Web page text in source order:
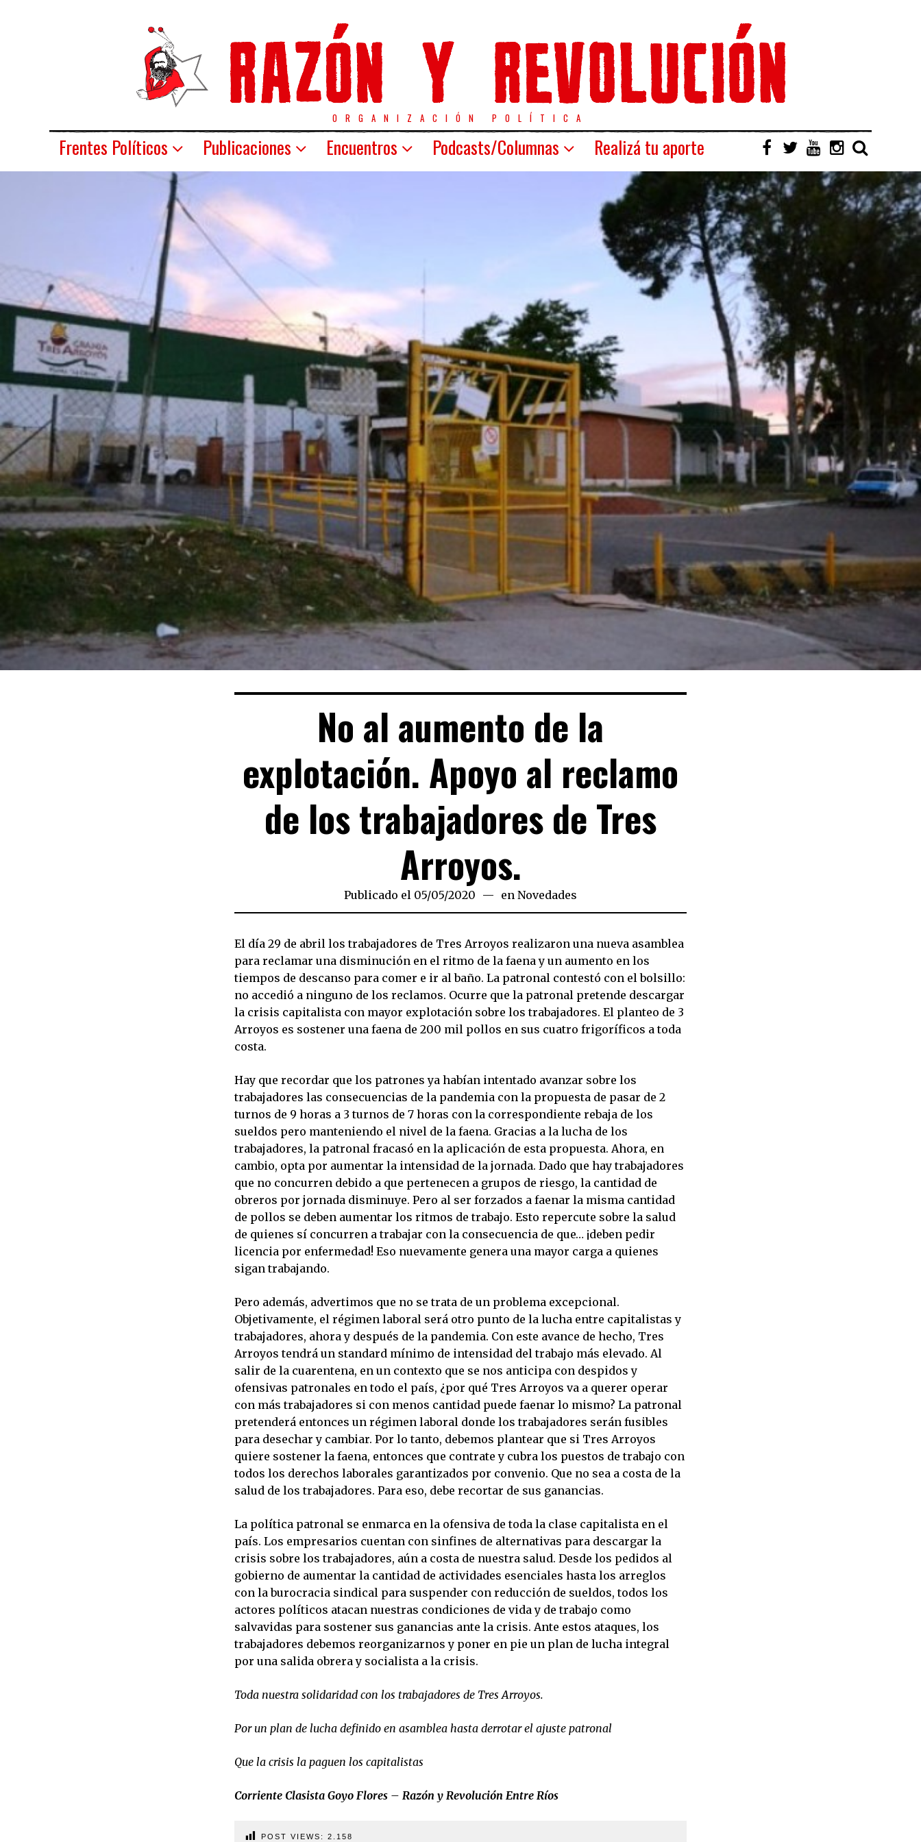
ORGANIZACIÓN POLÍTICA
Frentes Políticos Publicaciones Encuentros Podcasts/Columnas Realizá tu aporte
No al aumento de la
explotación. Apoyo al reclamo
de los trabajadores de Tres
Arroyos.
Publicado el 05/05/2020 05/05/2020
en Novedades
El día 29 de abril los trabajadores de Tres Arroyos realizaron una nueva asamblea
para reclamar una disminución en el ritmo de la faena y un aumento en los
tiempos de descanso para comer e ir al baño. La patronal contestó con el bolsillo:
no accedió a ninguno de los reclamos. Ocurre que la patronal pretende descargar
la crisis capitalista con mayor explotación sobre los trabajadores. El planteo de 3
Arroyos es sostener una faena de 200 mil pollos en sus cuatro frigoríficos a toda
costa.
Hay que recordar que los patrones ya habían intentado avanzar sobre los
trabajadores las consecuencias de la pandemia con la propuesta de pasar de 2
turnos de 9 horas a 3 turnos de 7 horas con la correspondiente rebaja de los
sueldos pero manteniendo el nivel de la faena. Gracias a la lucha de los
trabajadores, la patronal fracasó en la aplicación de esta propuesta. Ahora, en
cambio, opta por aumentar la intensidad de la jornada. Dado que hay trabajadores
que no concurren debido a que pertenecen a grupos de riesgo, la cantidad de
obreros por jornada disminuye. Pero al ser forzados a faenar la misma cantidad
de pollos se deben aumentar los ritmos de trabajo. Esto repercute sobre la salud
de quienes sí concurren a trabajar con la consecuencia de que… ¡deben pedir
licencia por enfermedad! Eso nuevamente genera una mayor carga a quienes
sigan trabajando.
Pero además, advertimos que no se trata de un problema excepcional.
Objetivamente, el régimen laboral será otro punto de la lucha entre capitalistas y
trabajadores, ahora y después de la pandemia. Con este avance de hecho, Tres
Arroyos tendrá un standard mínimo de intensidad del trabajo más elevado. Al
salir de la cuarentena, en un contexto que se nos anticipa con despidos y
ofensivas patronales en todo el país, ¿por qué Tres Arroyos va a querer operar
con más trabajadores si con menos cantidad puede faenar lo mismo? La patronal
pretenderá entonces un régimen laboral donde los trabajadores serán fusibles
para desechar y cambiar. Por lo tanto, debemos plantear que si Tres Arroyos
quiere sostener la faena, entonces que contrate y cubra los puestos de trabajo con
todos los derechos laborales garantizados por convenio. Que no sea a costa de la
salud de los trabajadores. Para eso, debe recortar de sus ganancias.
La política patronal se enmarca en la ofensiva de toda la clase capitalista en el
país. Los empresarios cuentan con sinfines de alternativas para descargar la
crisis sobre los trabajadores, aún a costa de nuestra salud. Desde los pedidos al
gobierno de aumentar la cantidad de actividades esenciales hasta los arreglos
con la burocracia sindical para suspender con reducción de sueldos, todos los
actores políticos atacan nuestras condiciones de vida y de trabajo como
salvavidas para sostener sus ganancias ante la crisis. Ante estos ataques, los
trabajadores debemos reorganizarnos y poner en pie un plan de lucha integral
por una salida obrera y socialista a la crisis.
Toda nuestra solidaridad con los trabajadores de Tres Arroyos.
Por un plan de lucha definido en asamblea hasta derrotar el ajuste patronal
Que la crisis la paguen los capitalistas
Corriente Clasista Goyo Flores – Razón y Revolución Entre Ríos
POST VIEWS: 2.158